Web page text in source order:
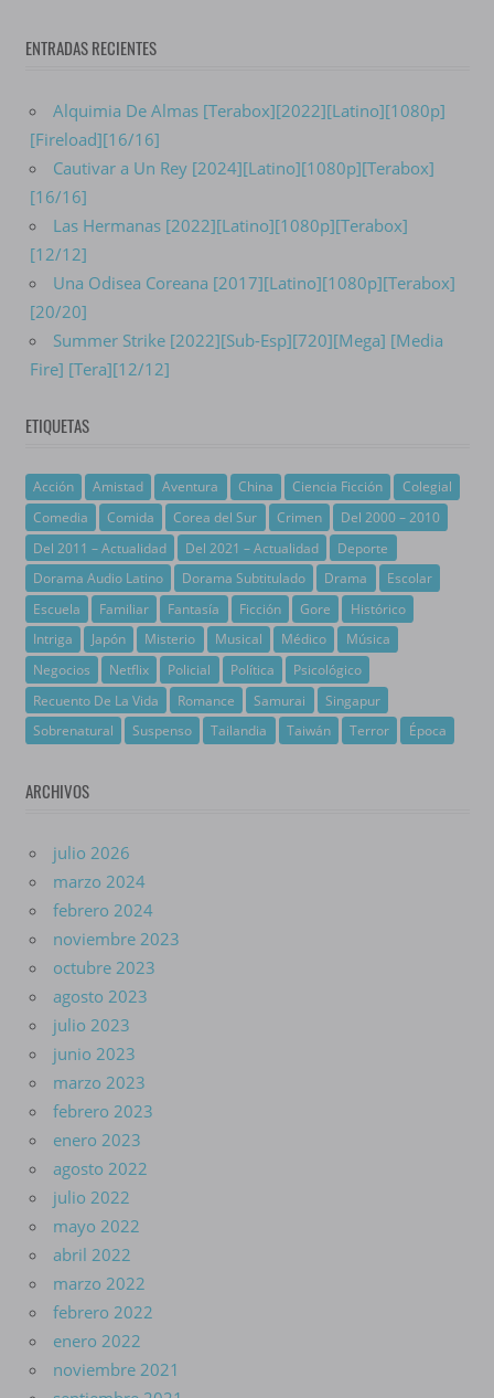
ENTRADAS RECIENTES
Alquimia De Almas [Terabox][2022][Latino][1080p]
[Fireload][16/16]
Cautivar a Un Rey [2024][Latino][1080p][Terabox]
[16/16]
Las Hermanas [2022][Latino][1080p][Terabox]
[12/12]
Una Odisea Coreana [2017][Latino][1080p][Terabox]
[20/20]
Summer Strike [2022][Sub-Esp][720][Mega] [Media
Fire] [Tera][12/12]
ETIQUETAS
Acción Amistad Aventura China Ciencia Ficción
Colegial
Comedia
Comida Corea del Sur Crimen
Del 2000 – 2010
Del 2011 – Actualidad
Del 2021 – Actualidad
Deporte
Dorama Audio Latino
Dorama Subtitulado Drama
Escolar
Escuela
Familiar Fantasía Ficción Gore
Histórico
Intriga
Japón Misterio Musical Médico
Música
Negocios
Netflix Policial Política
Psicológico
Recuento De La Vida
Romance Samurai
Singapur
Sobrenatural
Suspenso Tailandia Taiwán Terror Época
ARCHIVOS
julio 2026
marzo 2024
febrero 2024
noviembre 2023
octubre 2023
agosto 2023
julio 2023
junio 2023
marzo 2023
febrero 2023
enero 2023
agosto 2022
julio 2022
mayo 2022
abril 2022
marzo 2022
febrero 2022
enero 2022
noviembre 2021